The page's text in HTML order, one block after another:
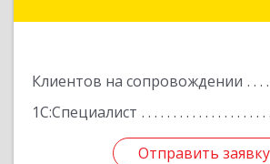
Клиентов на сопровождении
1С:Специалист
Отправить заявку
Отправить заявку